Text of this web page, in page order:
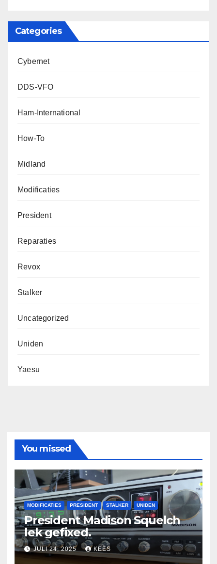
Categories
Cybernet
DDS-VFO
Ham-International
How-To
Midland
Modificaties
President
Reparaties
Revox
Stalker
Uncategorized
Uniden
Yaesu
You missed
MODIFICATIES PRESIDENT STALKER UNIDEN
President Madison Squelch
lek gefixed.
JULI 24, 2025 KEES